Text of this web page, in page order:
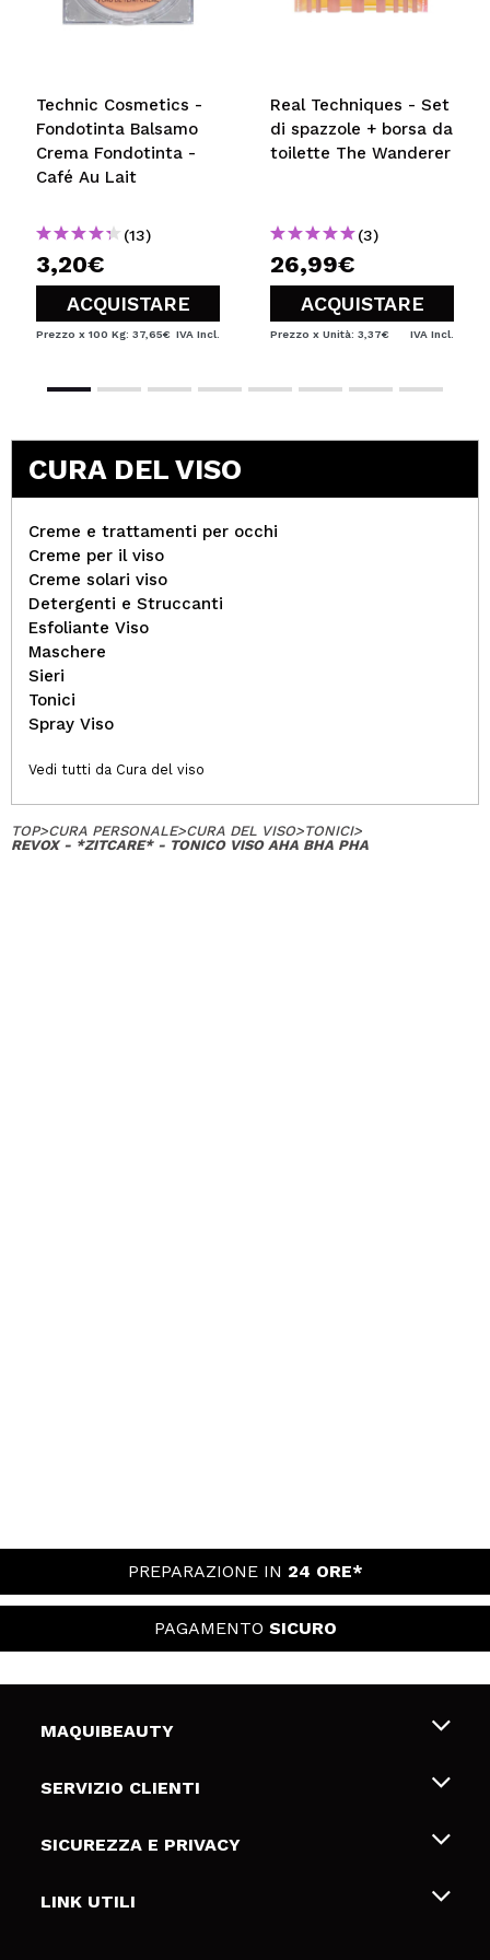
Technic Cosmetics -
Fondotinta Balsamo
Crema Fondotinta -
Café Au Lait
(13)
3,20€
ACQUISTARE
Prezzo x 100 Kg: 37,65€ IVA Incl.
Real Techniques - Set
di spazzole + borsa da
toilette The Wanderer
(3)
26,99€
ACQUISTARE
Prezzo x Unità: 3,37€ IVA Incl.
CURA DEL VISO
Creme e trattamenti per occhi
Creme per il viso
Creme solari viso
Detergenti e Struccanti
Esfoliante Viso
Maschere
Sieri
Tonici
Spray Viso
Vedi tutti da Cura del viso
TOP>CURA PERSONALE>CURA DEL VISO>TONICI>
REVOX - *ZITCARE* - TONICO VISO AHA BHA PHA
PREPARAZIONE IN 24 ORE*
PAGAMENTO SICURO
MAQUIBEAUTY
Chi siamo
Gift Cards
SERVIZIO CLIENTI
Spedizioni & Resi
Metodi di pagamamento
SICUREZZA E PRIVACY
Termini e condizioni
LINK UTILI